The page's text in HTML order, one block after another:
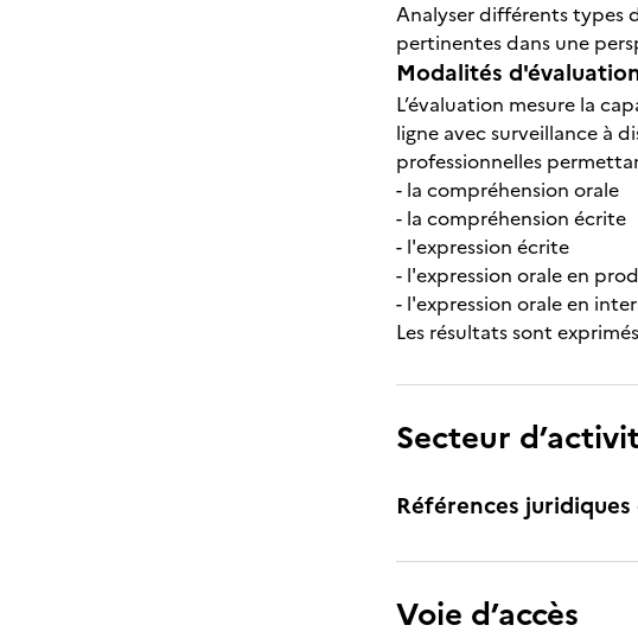
Analyser différents types
pertinentes dans une
Modalités
L’évaluation mesure la
ligne avec surveillance à
professionnelles
- la compréhension orale
- la compréhension écrite
- l'expression écrite
- l'expression orale en
- l'expression orale en
Les résultats sont
Secteur
Références
Voie d’accès